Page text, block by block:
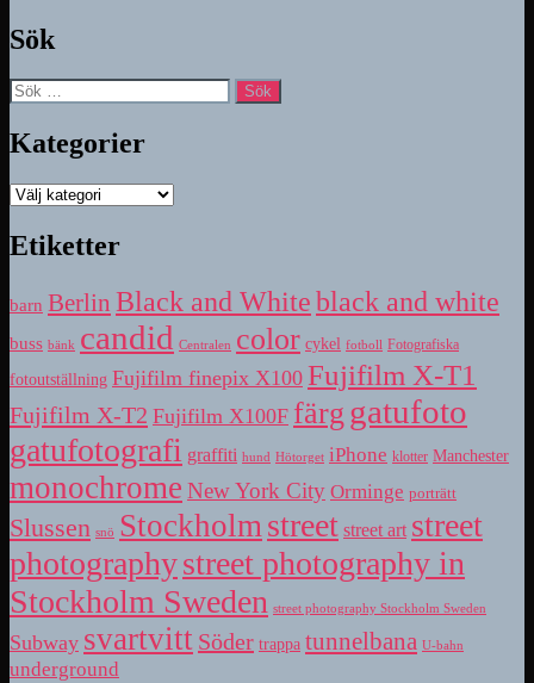
Sök
Sök
efter:
Kategorier
Kategorier
Etiketter
barn Berlin Black and Whiteblack and white
buss bänk candid Centralen color cykel fotboll Fotografiska
fotoutställning Fujifilm finepix X100 Fujifilm X-T1
Fujifilm X-T2 Fujifilm X100F färg gatufoto
gatufotografi graffiti hund Hötorget iPhone klotter Manchester
monochrome New York City Orminge porträtt
Slussen snö Stockholmstreet street art street
photographystreet photography in
Stockholm Sweden street photography Stockholm Sweden
Subway svartvitt Söder trappa tunnelbana U-bahn
underground